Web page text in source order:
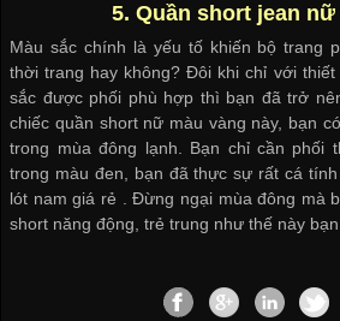
5. Quần short jean nữ
Màu sắc chính là yếu tố khiến bộ trang
thời trang hay không? Đôi khi chỉ với
sắc được phối phù hợp thì bạn đã trở
chiếc quần short nữ màu vàng này, bạn
trong mùa đông lạnh. Bạn chỉ cần phối
trong màu đen, bạn đã thực sự rất cá
lót nam giá rẻ . Đừng ngại mùa đông mà
short năng động, trẻ trung như thế này